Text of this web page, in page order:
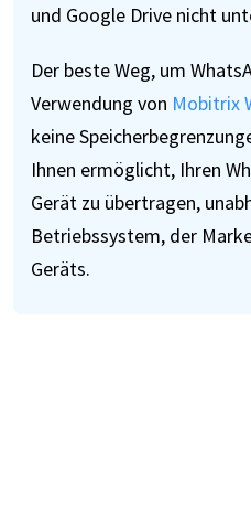
und Google Drive nicht
Der beste Weg, um
Verwendung von Mobitrix
keine
Ihnen ermöglicht, Ihren
Gerät zu übertragen,
Betriebssystem, der
Geräts.